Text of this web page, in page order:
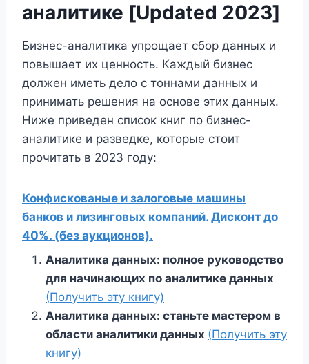
аналитике [Updated 2023]
Бизнес-аналитика упрощает сбор данных и
повышает их ценность. Каждый бизнес
должен иметь дело с тоннами данных и
принимать решения на основе этих данных.
Ниже приведен список книг по бизнес-
аналитике и разведке, которые стоит
прочитать в 2023 году:
Конфискованые и залоговые машины
банков и лизинговых компаний. Дисконт до
40%. (без аукционов).
Аналитика данных: полное руководство
для начинающих по аналитике данных
(Получить эту книгу)
Аналитика данных: станьте мастером в
области аналитики данных (Получить эту
книгу)